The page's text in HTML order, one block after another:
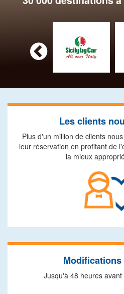

Les clients
Plus d'un million de clients
leur réservation en profitant de
la mieux
Jusqu'à 48 heures